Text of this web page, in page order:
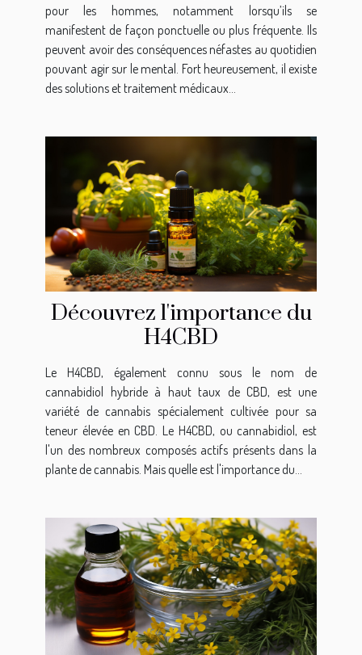
pour les hommes, notamment lorsqu’ils se
manifestent de façon ponctuelle ou plus fréquente. Ils
peuvent avoir des conséquences néfastes au quotidien
pouvant agir sur le mental. Fort heureusement, il existe
des solutions et traitement médicaux...
Découvrez l'importance du
H4CBD
Le H4CBD, également connu sous le nom de
cannabidiol hybride à haut taux de CBD, est une
variété de cannabis spécialement cultivée pour sa
teneur élevée en CBD. Le H4CBD, ou cannabidiol, est
l'un des nombreux composés actifs présents dans la
plante de cannabis. Mais quelle est l'importance du...